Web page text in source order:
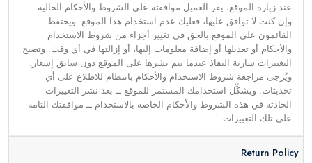
عند زيارة الموقع، يقر العميل موافقته على الشروط والأحكام الحالية.
وإن كنت لا توافق عليها، فعليك عدم استخدام هذا الموقع. ويحتفظ
القائمون على الموقع بالحق في تغيير أجزاء من شروط الاستخدام
والأحكام أو تعديلها أو إضافة معلومات إليها، أو إزالتها في أي وقت. وتصبح
التغييرات سارية النفاذ عندما يتم نشرها على الموقع دون سابق إشعار.
ويُرجى مراجعة شروط الاستخدام والأحكام بانتظام للاطلاع على أي
تحديثات. ويشكِّل استخدامك المستمر للموقع ــ بعد نشر التغييرات
الحادثة في هذه الشروط والأحكام الخاصة بالاستخدام ــ موافقتك التامة
على تلك التغييرات
Return Policy